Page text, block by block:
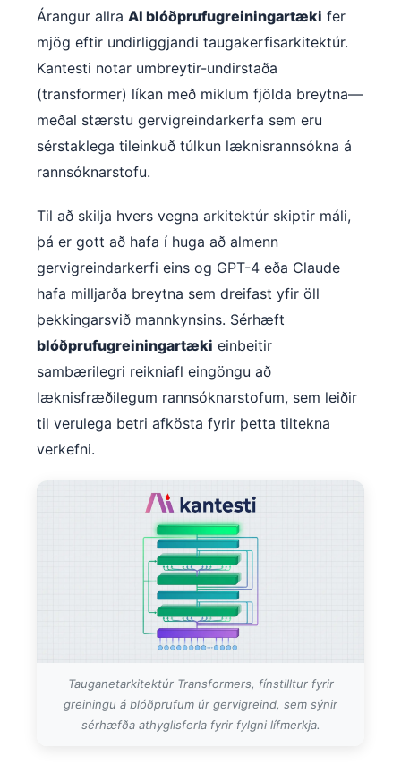
Árangur allra AI blóðprufugreiningartæki fer
mjög eftir undirliggjandi taugakerfisarkitektúr.
Kantesti notar umbreytir-undirstaða
(transformer) líkan með miklum fjölda breytna—
meðal stærstu gervigreindarkerfa sem eru
sérstaklega tileinkuð túlkun læknisrannsókna á
rannsóknarstofu.
Til að skilja hvers vegna arkitektúr skiptir máli,
þá er gott að hafa í huga að almenn
gervigreindarkerfi eins og GPT-4 eða Claude
hafa milljarða breytna sem dreifast yfir öll
þekkingarsvið mannkynsins. Sérhæft
blóðprufugreiningartæki einbeitir
sambærilegri reikniafl eingöngu að
læknisfræðilegum rannsóknarstofum, sem leiðir
til verulega betri afkösta fyrir þetta tiltekna
verkefni.
Tauganetarkitektúr Transformers, fínstilltur fyrir
greiningu á blóðprufum úr gervigreind, sem sýnir
sérhæfða athyglisferla fyrir fylgni lífmerkja.
Galego
Latviešu valoda
العربية المغربية
ئۇيغۇرچە
Кыргызча
Татар теле
Беларуская мова
Esperanto
Norsk bokmål